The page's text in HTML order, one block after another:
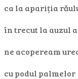
ca la apariția
în trecut la
ne acopeream
cu podul palmelor